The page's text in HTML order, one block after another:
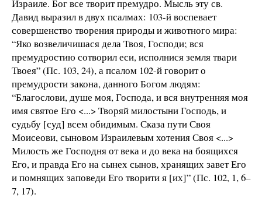
Израиле. Бог все творит премудро. Мысль эту св.
Давид выразил в двух псалмах: 103-й воспевает
совершенство творения природы и животного мира:
“Яко возвеличишася дела Твоя, Господи; вся
премудростию сотворил еси, исполнися земля твари
Твоея” (Пс. 103, 24), а псалом 102-й говорит о
премудрости закона, данного Богом людям:
“Благослови, душе моя, Господа, и вся внутренняя моя
имя святое Его <...> Творяй милостыни Господь, и
судьбу [суд] всем обидимым. Сказа пути Своя
Моисеови, сыновом Израилевым хотения Своя <...>
Милость же Господня от века и до века на боящихся
Его, и правда Его на сынех сынов, хранящих завет Его
и помнящих заповеди Его творити я [их]” (Пс. 102, 1, 6–
7, 17).